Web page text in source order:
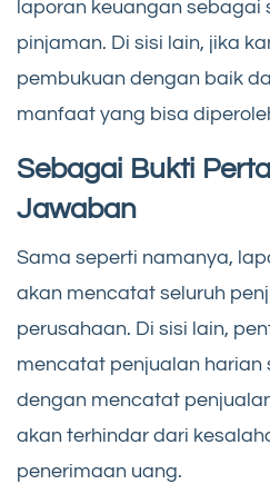
laporan keuangan sebagai
pinjaman. Di sisi lain, jika
pembukuan dengan baik
manfaat yang bisa
Sebagai Bukti
Jawaban
Sama seperti namanya,
akan mencatat seluruh
perusahaan. Di sisi lain,
mencatat penjualan harian
dengan mencatat
akan terhindar dari
penerimaan uang.